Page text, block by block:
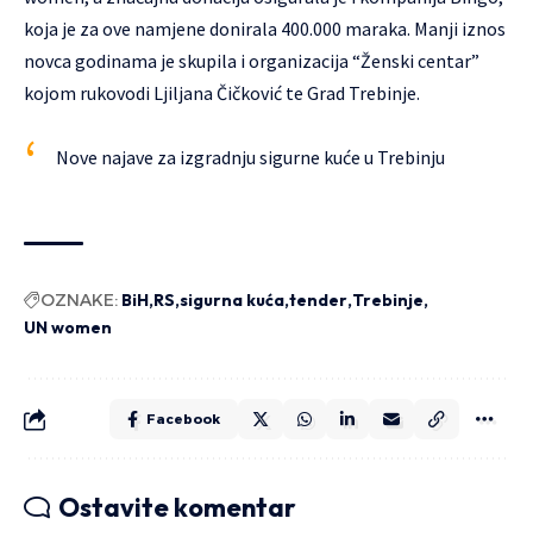
koja je za ove namjene donirala 400.000 maraka. Manji iznos
novca godinama je skupila i organizacija “Ženski centar”
kojom rukovodi Ljiljana Čičković te Grad Trebinje.
Nove najave za izgradnju sigurne kuće u Trebinju
OZNAKE: BiH RS sigurna kuća tender Trebinje
UN women
Facebook
Ostavite komentar